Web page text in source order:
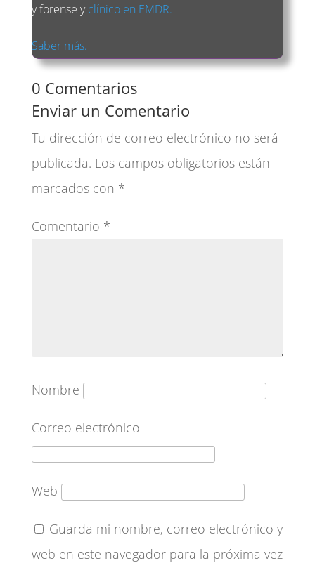
y forense yclínico en EMDR.
Saber más.
0 Comentarios
Enviar un Comentario
Tu dirección de correo electrónico no será
publicada. Los campos obligatorios están
marcados con *
Comentario *
Nombre
Correo electrónico
Web
Guarda mi nombre, correo electrónico y
web en este navegador para la próxima vez